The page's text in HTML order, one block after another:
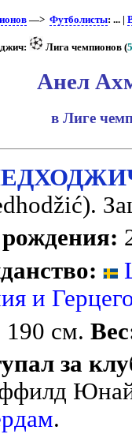
—>Футболисты: ... |
Лига чемпионов (
Анел
в Лиге
и
190 см.
за
.